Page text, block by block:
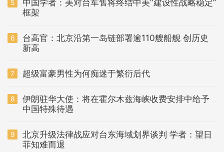
5
框架
6
台高官：北京沿第一岛链部署逾110艘船舰 创历史
新高
7 超级富豪男性为何痴迷于繁衍后代
8
伊朗驻华大使：将在霍尔木兹海峡收费安排中给予
中国特殊待遇
9
北京升级法律战应对台东海域划界谈判 学者：望日
菲知难而退